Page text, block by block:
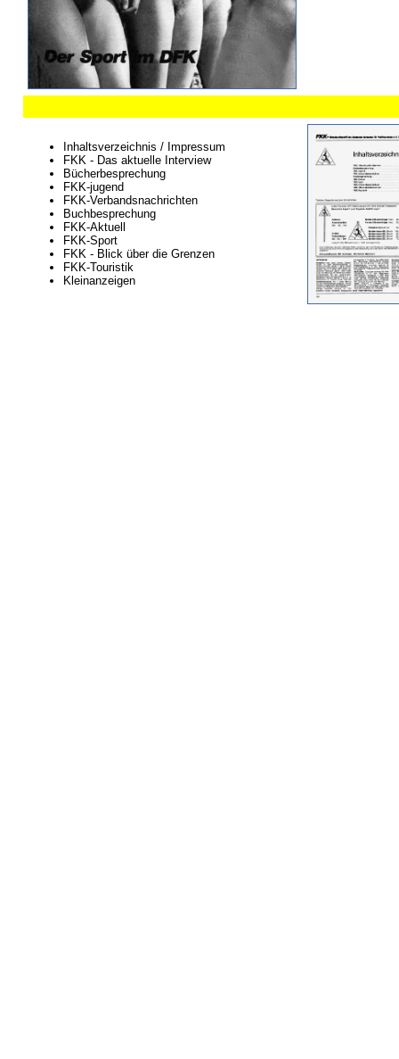
Inhaltsverzeichnis / Impressum
FKK - Das aktuelle Interview
Bücherbesprechung
FKK-jugend
FKK-Verbandsnachrichten
Buchbesprechung
FKK-Aktuell
FKK-Sport
FKK - Blick über die Grenzen
FKK-Touristik
Kleinanzeigen